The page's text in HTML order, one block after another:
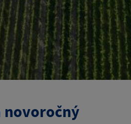
novoročný